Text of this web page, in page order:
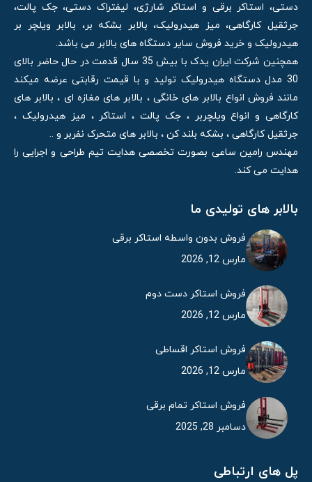
دستی، استاکر برقی و استاکر شارژی، لیفتراک دستی، جک پالت،
جرثقیل کارگاهی، میز هیدرولیک، بالابر بشکه بر، بالابر ویلچر بر
هیدرولیک و خرید فروش سایر دستگاه های بالابر می باشد.
همچنین شرکت ایران یدک با بیش 35 سال قدمت در حال حاضر بالای
30 مدل دستگاه هیدرولیک تولید و با قیمت رقابتی عرضه میکند
مانند فروش انواع بالابر های خانگی ، بالابر های مغازه ای ، بالابر های
کارگاهی و انواع ویلچربر ، جک پالت ، استاکر ، میز هیدرولیک ،
جرثقیل کارگاهی ، بشکه بلند کن ، بالابر های متحرک نفربر و ..
مهندس رامین ساعی بصورت تخصصی هدایت تیم طراحی و اجرایی را
هدایت می کند.
بالابر های تولیدی ما
فروش بدون واسطه استاکر برقی
مارس 12, 2026
فروش استاکر دست دوم
مارس 12, 2026
فروش استاکر اقساطی
مارس 12, 2026
فروش استاکر تمام برقی
دسامبر 28, 2025
پل های ارتباطی